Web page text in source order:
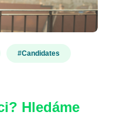
#candidates
Hledáme